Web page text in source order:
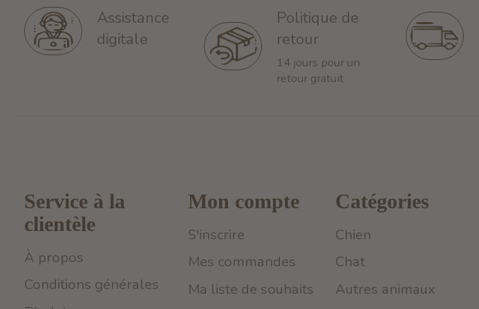
Assistance
digitale
Politique de
retour
14 jours pour un
retour gratuit
Service à la
clientèle
À propos
Conditions générales
Mon compte
S'inscrire
Mes commandes
Ma liste de souhaits
Catégories
Chien
Chat
Autres animaux